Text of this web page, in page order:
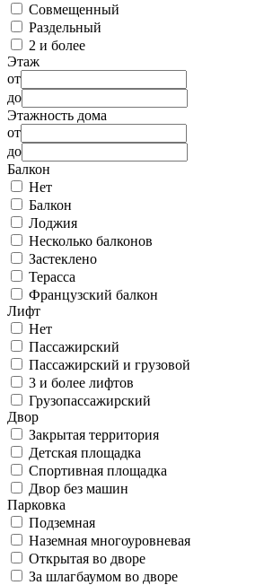
Совмещенный
Раздельный
2 и более
Этаж
от
до
Этажность дома
от
до
Балкон
Нет
Балкон
Лоджия
Несколько балконов
Застеклено
Терасса
Французский балкон
Лифт
Нет
Пассажирский
Пассажирский и грузовой
3 и более лифтов
Грузопассажирский
Двор
Закрытая территория
Детская площадка
Спортивная площадка
Двор без машин
Парковка
Подземная
Наземная многоуровневая
Открытая во дворе
За шлагбаумом во дворе